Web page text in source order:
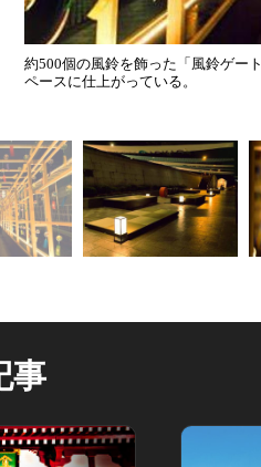
約500個の風鈴を飾った「風鈴ゲー
ペースに仕上がっている。
事